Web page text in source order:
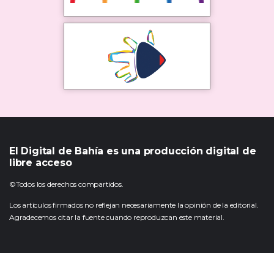
El Digital de Bahía es una producción digital de
libre acceso
©Todos los derechos compartidos.
Los artículos firmados no reflejan necesariamente la opinión de la editorial.
Agradecemos citar la fuente cuando reproduzcan este material.